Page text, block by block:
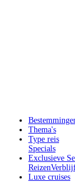
Thema's
Type reis
Specials
Exclusieve
Reizen
Luxe cruises